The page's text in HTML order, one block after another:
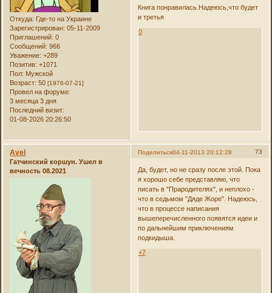
Откуда: Где-то на Украине
Зарегистрирован: 05-11-2009
Приглашений: 0
Сообщений: 966
Уважение: +289
Позитив: +1071
Пол: Мужской
Возраст: 50[1976-07-21]
Провел на форуме:
3 месяца 3 дня
Последний визит:
01-08-2026 20:26:50
Книга понравилась.Надеюсь,что будет
и третья
0
Поделиться 73
04-11-2013 20:12:28
Avel
Гатчинский коршун. Ушел в
вечность 08.2021
Да, будет, но не сразу после этой. Пока
я хорошо себе представляю, что
писать в "Прародителях", и неплохо -
что в седьмом "Дяде Жоре". Надеюсь,
что в процессе написания
вышеперечисленного появятся идеи и
по дальнейшим приключениям
подкидыша.
+7